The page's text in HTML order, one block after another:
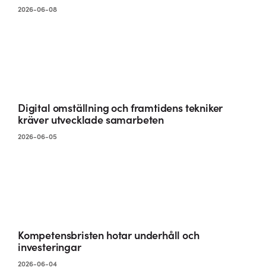
2026-06-08
Digital omställning och framtidens tekniker
kräver utvecklade samarbeten
2026-06-05
Kompetensbristen hotar underhåll och
investeringar
2026-06-04